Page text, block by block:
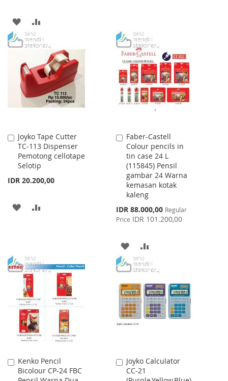
ADD
TO
LIST
TO
COMPARE
LIST
Joyko Tape Cutter
TC-113 Dispenser
Pemotong cellotape
Selotip
IDR 20.200,00
Add
to
Cart
ADD
LIST
Faber-Castell
Colour pencils in
tin case 24 L
(115845) Pensil
gambar 24 Warna
kemasan kotak
kaleng
Special
Price
IDR 88.000,00 Regular
Price IDR 101.200,00
Add
to
Cart
ADD
TO
LIST
TO
Kenko Pencil
Bicolour CP-24 FBC
Add
to
Joyko Calculator
CC-21
Add
to